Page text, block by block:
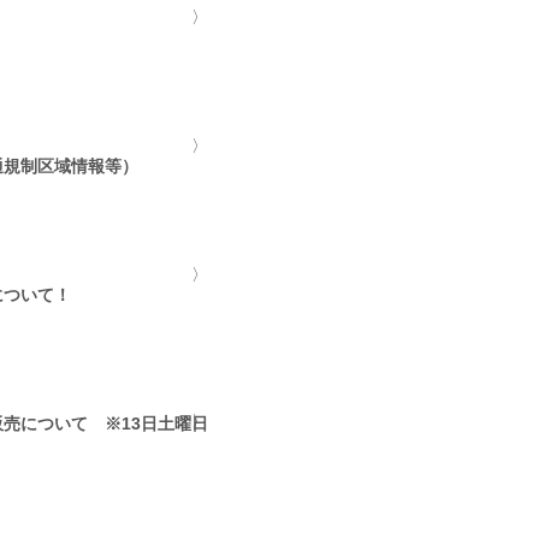
制区域情報等）
いて！
売について ※13日土曜日